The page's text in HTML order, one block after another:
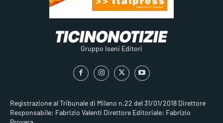
Gruppo Iseni Editori
Registrazione al Tribunale di Milano n.22 del 31/01/2018 Direttore
Responsabile: Fabrizio Valenti Direttore Editoriale: Fabrizio